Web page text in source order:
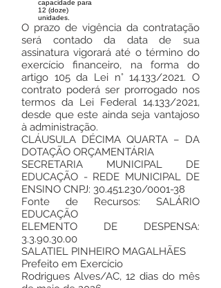
capacidade para
12 (doze)
unidades.
O prazo de vigência da contratação
será contado da data de sua
assinatura vigorará até o término do
exercício financeiro, na forma do
artigo 105 da Lei n° 14.133/2021. O
contrato poderá ser prorrogado nos
termos da Lei Federal 14.133/2021,
desde que este ainda seja vantajoso
à administração.
CLÁUSULA DÉCIMA QUARTA – DA
DOTAÇÃO ORÇAMENTÁRIA
SECRETARIA MUNICIPAL DE
EDUCAÇÃO - REDE MUNICIPAL DE
ENSINO CNPJ: 30.451.230/0001-38
Fonte de Recursos: SALÁRIO
EDUCAÇÃO
ELEMENTO DE DESPENSA:
3.3.90.30.00
SALATIEL PINHEIRO MAGALHÃES
Prefeito em Exercício
Rodrigues Alves/AC, 12 dias do mês